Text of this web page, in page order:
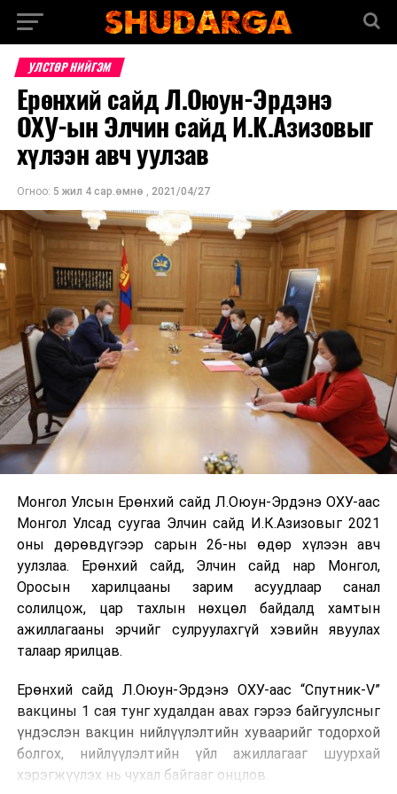
УЛСТӨР НИЙГЭМ
Ерөнхий сайд Л.Оюун-Эрдэнэ
ОХУ-ын Элчин сайд И.К.Азизовыг
хүлээн авч уулзав
Огноо: 5 жил 4 сар.өмнө , 2021/04/27
Монгол Улсын Ерөнхий сайд Л.Оюун-Эрдэнэ ОХУ-аас
Монгол Улсад суугаа Элчин сайд И.К.Азизовыг 2021
оны дөрөвдүгээр сарын 26-ны өдөр хүлээн авч
уулзлаа. Ерөнхий сайд, Элчин сайд нар Монгол,
Оросын харилцааны зарим асуудлаар санал
солилцож, цар тахлын нөхцөл байдалд хамтын
ажиллагааны эрчийг сулруулахгүй хэвийн явуулах
талаар ярилцав.
Ерөнхий сайд Л.Оюун-Эрдэнэ ОХУ-аас “Спутник-V”
вакцины 1 сая тунг худалдан авах гэрээ байгуулсныг
үндэслэн вакцин нийлүүлэлтийн хуваарийг тодорхой
болгох, нийлүүлэлтийн үйл ажиллагааг шуурхай
хэрэгжүүлэх нь чухал байгааг онцлов.